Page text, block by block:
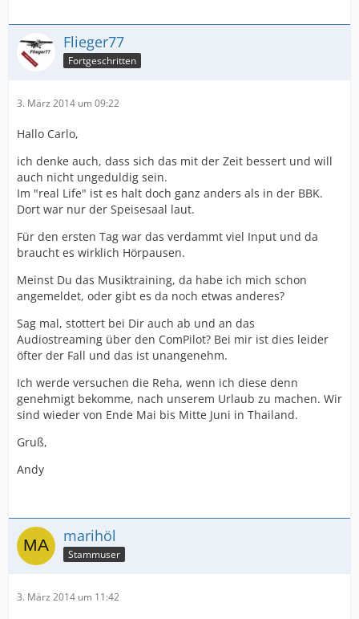
Flieger77
Fortgeschritten
3. März 2014 um 09:22
Hallo Carlo,
ich denke auch, dass sich das mit der Zeit bessert und will
auch nicht ungeduldig sein.
Im "real Life" ist es halt doch ganz anders als in der BBK.
Dort war nur der Speisesaal laut.
Für den ersten Tag war das verdammt viel Input und da
braucht es wirklich Hörpausen.
Meinst Du das Musiktraining, da habe ich mich schon
angemeldet, oder gibt es da noch etwas anderes?
Sag mal, stottert bei Dir auch ab und an das
Audiostreaming über den ComPilot? Bei mir ist dies leider
öfter der Fall und das ist unangenehm.
Ich werde versuchen die Reha, wenn ich diese denn
genehmigt bekomme, nach unserem Urlaub zu machen. Wir
sind wieder von Ende Mai bis Mitte Juni in Thailand.
Gruß,
Andy
marihöl
Stammuser
3. März 2014 um 11:42